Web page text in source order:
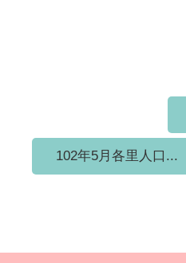
102年5月各里人口...